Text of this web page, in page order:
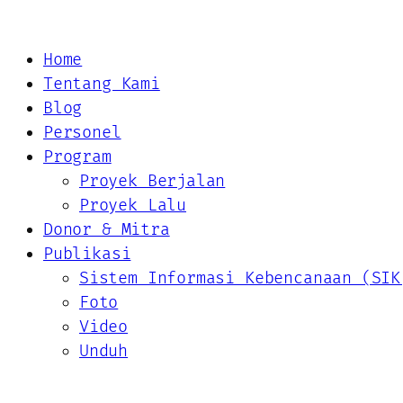
Home
Tentang Kami
Blog
Personel
Program
Proyek Berjalan
Proyek Lalu
Donor & Mitra
Publikasi
Sistem Informasi Kebencanaan
Foto
Video
Unduh